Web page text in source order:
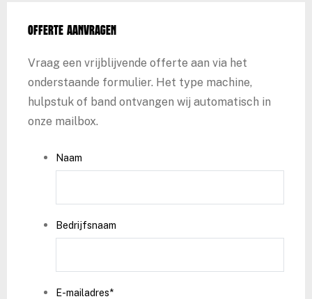
Offerte aanvragen
Vraag een vrijblijvende offerte aan via het
onderstaande formulier. Het type machine,
hulpstuk of band ontvangen wij automatisch in
onze mailbox.
Naam
Bedrijfsnaam
E-mailadres*